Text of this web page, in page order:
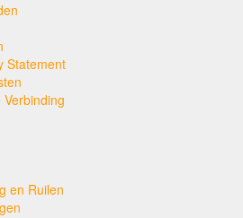
Statement
en Ruilen